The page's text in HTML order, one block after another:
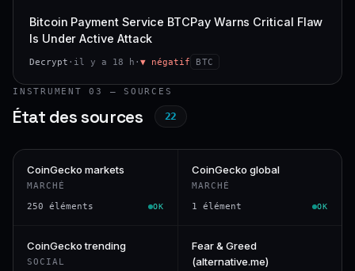
Bitcoin Payment Service BTCPay Warns Critical Flaw
Is Under Active Attack
Decrypt · il y a 18 h · ▼ négatif BTC
INSTRUMENT 03 — SOURCES
État des sources 22
CoinGecko markets
MARCHÉ
250 éléments OK
CoinGecko global
MARCHÉ
1 élément OK
CoinGecko trending
SOCIAL
Fear & Greed
(alternative.me)